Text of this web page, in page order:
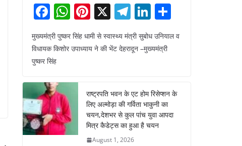
F
a
c
e
o
o
k
W
h
at
p
Pi
nt
er
X T
el
e
gr
m
Li
n
k
n
ar
मुख्यमंत्री पुष्कर सिंह धामी से स्वास्थ्य मंत्री सुबोध उनियाल व
विधायक किशोर उपाध्याय ने की भेंट देहरादून –मुख्यमंत्री
पुष्कर सिंह
राष्ट्रपति भवन के एट होम रिसेप्शन के
लिए अल्मोड़ा की गर्विता भाकुनी का
चयन,देशभर से कुल पांच युवा आपदा
मित्र कैडेट्स का हुआ है चयन
August 1, 2026